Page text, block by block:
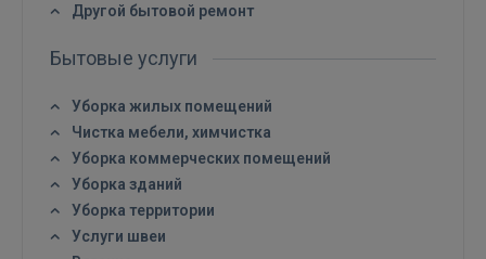
Другой бытовой ремонт
Бытовые услуги
Уборка жилых помещений
Чистка мебели, химчистка
Уборка коммерческих помещений
Уборка зданий
Уборка территории
Услуги швеи